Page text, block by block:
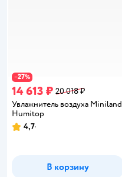
−27%
14 613 ₽ 20 018 ₽
Увлажнитель воздуха Miniland
Humitop
Рейтинг:
4,7
В корзину